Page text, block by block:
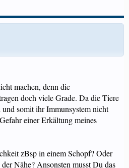
machen, denn die
doch viele Grade. Da die Tiere
somit ihr Immunsystem nicht
einer Erkältung meines
zBsp in einem Schopf? Oder
Nähe? Ansonsten musst Du das